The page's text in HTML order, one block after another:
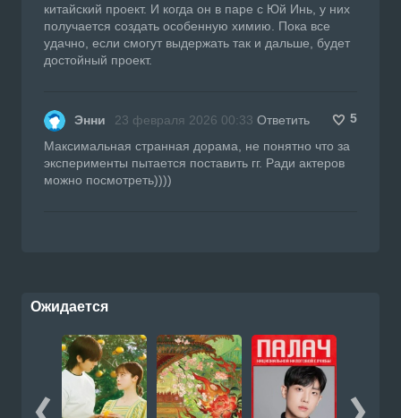
китайский проект. И когда он в паре с Юй Инь, у них
получается создать особенную химию. Пока все
удачно, если смогут выдержать так и дальше, будет
достойный проект.
Энни 23 февраля 2026 00:33 Ответить
5
Максимальная странная дорама, не понятно что за
эксперименты пытается поставить гг. Ради актеров
можно посмотреть))))
Ожидается